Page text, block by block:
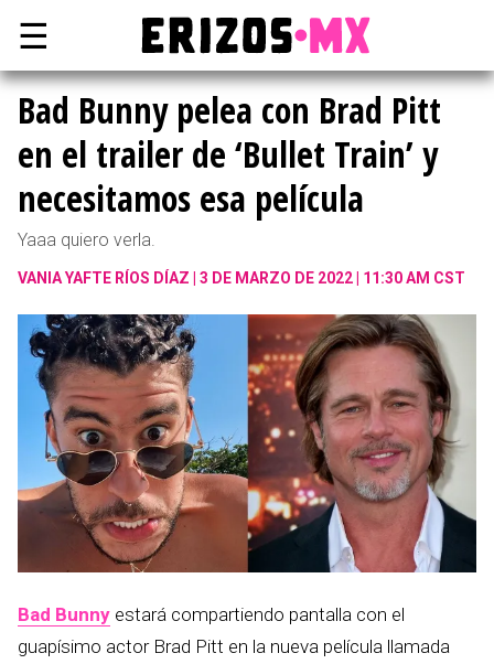
☰
Bad Bunny pelea con Brad Pitt
en el trailer de ‘Bullet Train’ y
necesitamos esa película
Yaaa quiero verla.
VANIA YAFTE RÍOS DÍAZ 3 DE MARZO DE 2022 | 11:30 AM CST
Bad Bunny estará compartiendo pantalla con el
guapísimo actor Brad Pitt en la nueva película llamada